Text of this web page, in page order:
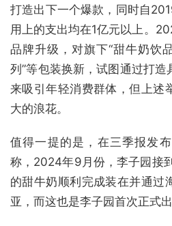
打造出下一个爆款，同时自
用上的支出均在1亿元以上。
品牌升级，对旗下“甜牛奶饮
列”等包装换新，试图通过打
来吸引年轻消费群体，但上述
大的浪花。
值得一提的是，在三季报发
称，2024年9月份，李子园接
的甜牛奶顺利完成装在并通过
亚，而这也是李子园首次正式